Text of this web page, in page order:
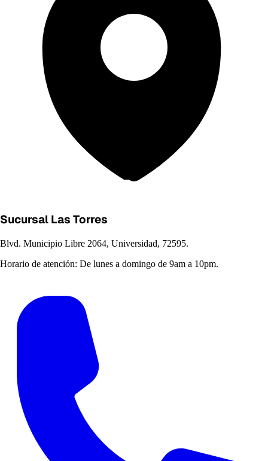
Sucursal Las Torres
Blvd. Municipio Libre 2064, Universidad, 72595.
Horario de atención: De lunes a domingo de 9am a 10pm.